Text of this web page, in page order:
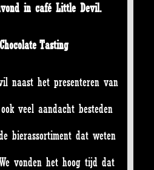
in café Little Devil.
Tasting
naast het presenteren van
veel aandacht besteden
bierassortiment dat weten
vonden het hoog tijd dat